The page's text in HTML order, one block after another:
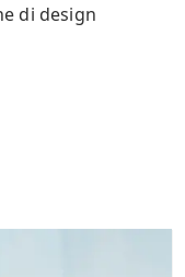
di design